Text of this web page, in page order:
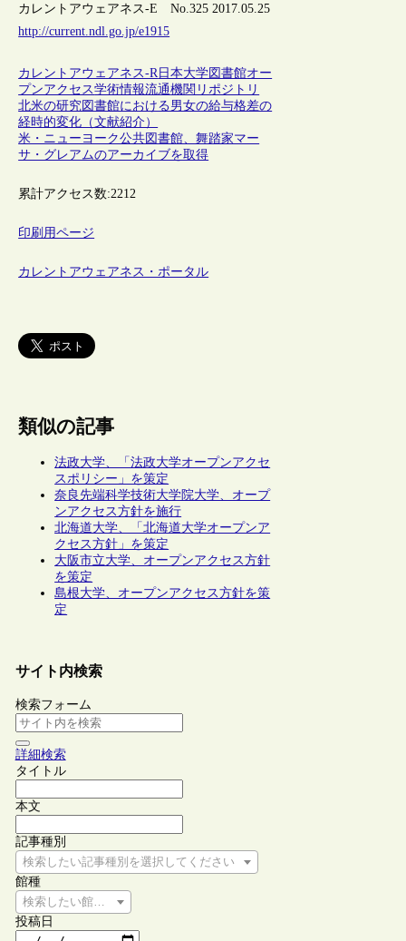
カレントアウェアネス-E No.325 2017.05.25
http://current.ndl.go.jp/e1915
カレントアウェアネス-R 日本大学図書館オー
プンアクセス学術情報流通機関リポジトリ
北米の研究図書館における男女の給与格差の
経時的変化（文献紹介）
米・ニューヨーク公共図書館、舞踏家マー
サ・グレアムのアーカイブを取得
累計アクセス数:2212
印刷用ページ
カレントアウェアネス・ポータル
類似の記事
法政大学、「法政大学オープンアクセ
スポリシー」を策定
奈良先端科学技術大学院大学、オープ
ンアクセス方針を施行
北海道大学、「北海道大学オープンア
クセス方針」を策定
大阪市立大学、オープンアクセス方針
を策定
島根大学、オープンアクセス方針を策
定
サイト内検索
検索フォーム
詳細検索
タイトル
本文
記事種別
検索したい記事種別を選択してください
館種
検索したい館種を選択してください
投稿日